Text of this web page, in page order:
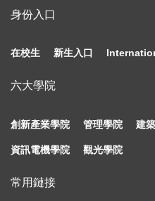
身份入口
在校生 新生入口
六大學院
創新產業學院 管理學院 建
資訊電機學院 觀光學院
常用鏈接